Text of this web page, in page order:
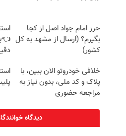
حرز امام جواد اصل از کجا
بگیرم؟ (ارسال از مشهد به کل
کشور)
خلافی خودروتو الان ببین، با
پلاک و کد ملی، بدون نیاز به
مراجعه حضوری
دیدگاه